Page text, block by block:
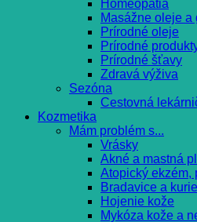
Homeopatia
Masážne oleje a
Prírodné oleje
Prírodné
Prírodné šťavy
Zdravá výživa
Sezóna
Cestovná
Kozmetika
Mám problém s...
Vrásky
Akné a mastná
Atopický ekzém,
Bradavice a
Hojenie kože
Mykóza kože a